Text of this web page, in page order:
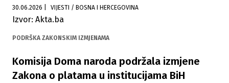
30.06.2026 VIJESTI / BOSNA I HERCEGOVINA
Izvor: Akta.ba
PODRŠKA ZAKONSKIM IZMJENAMA
Komisija Doma naroda podržala izmjene
Zakona o platama u institucijama BiH